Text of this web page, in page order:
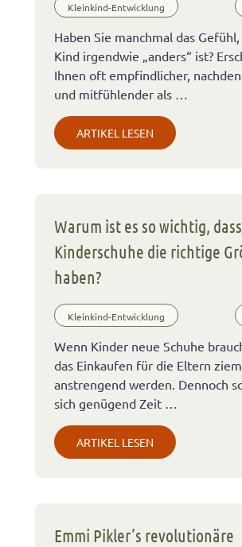
Kleinkind-Entwicklung
Haben Sie manchmal das
Kind irgendwie „anders“ ist?
Ihnen oft empfindlicher,
und mitfühlender als …
ARTIKEL LESEN
Warum ist es so wichtig, dass
Kinderschuhe die richtige
haben?
Kleinkind-Entwicklung
Wenn Kinder neue Schuhe
das Einkaufen für die Eltern
anstrengend werden. Dennoch
sich genügend Zeit …
ARTIKEL LESEN
Emmi Pikler’s revolutionäre